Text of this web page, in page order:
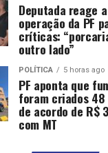
Deputada reage
operação da PF
críticas:
outro lado”
POLÍTICA 5 horas ago
PF aponta que
foram criados
de acordo de R$
com MT